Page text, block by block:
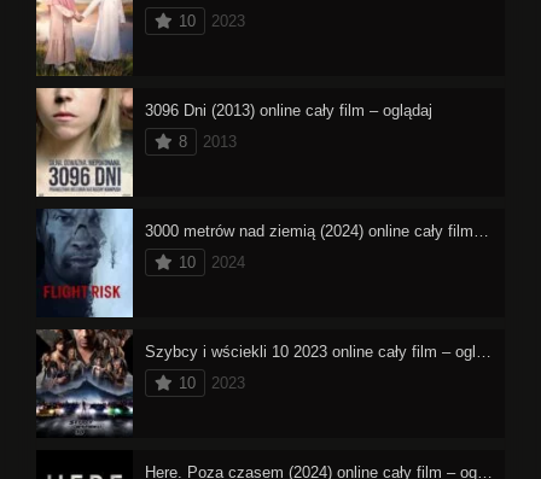
10 2023
3096 Dni (2013) online cały film – oglądaj
8
2013
10
2024
10
2023